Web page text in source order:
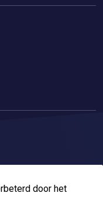
door het